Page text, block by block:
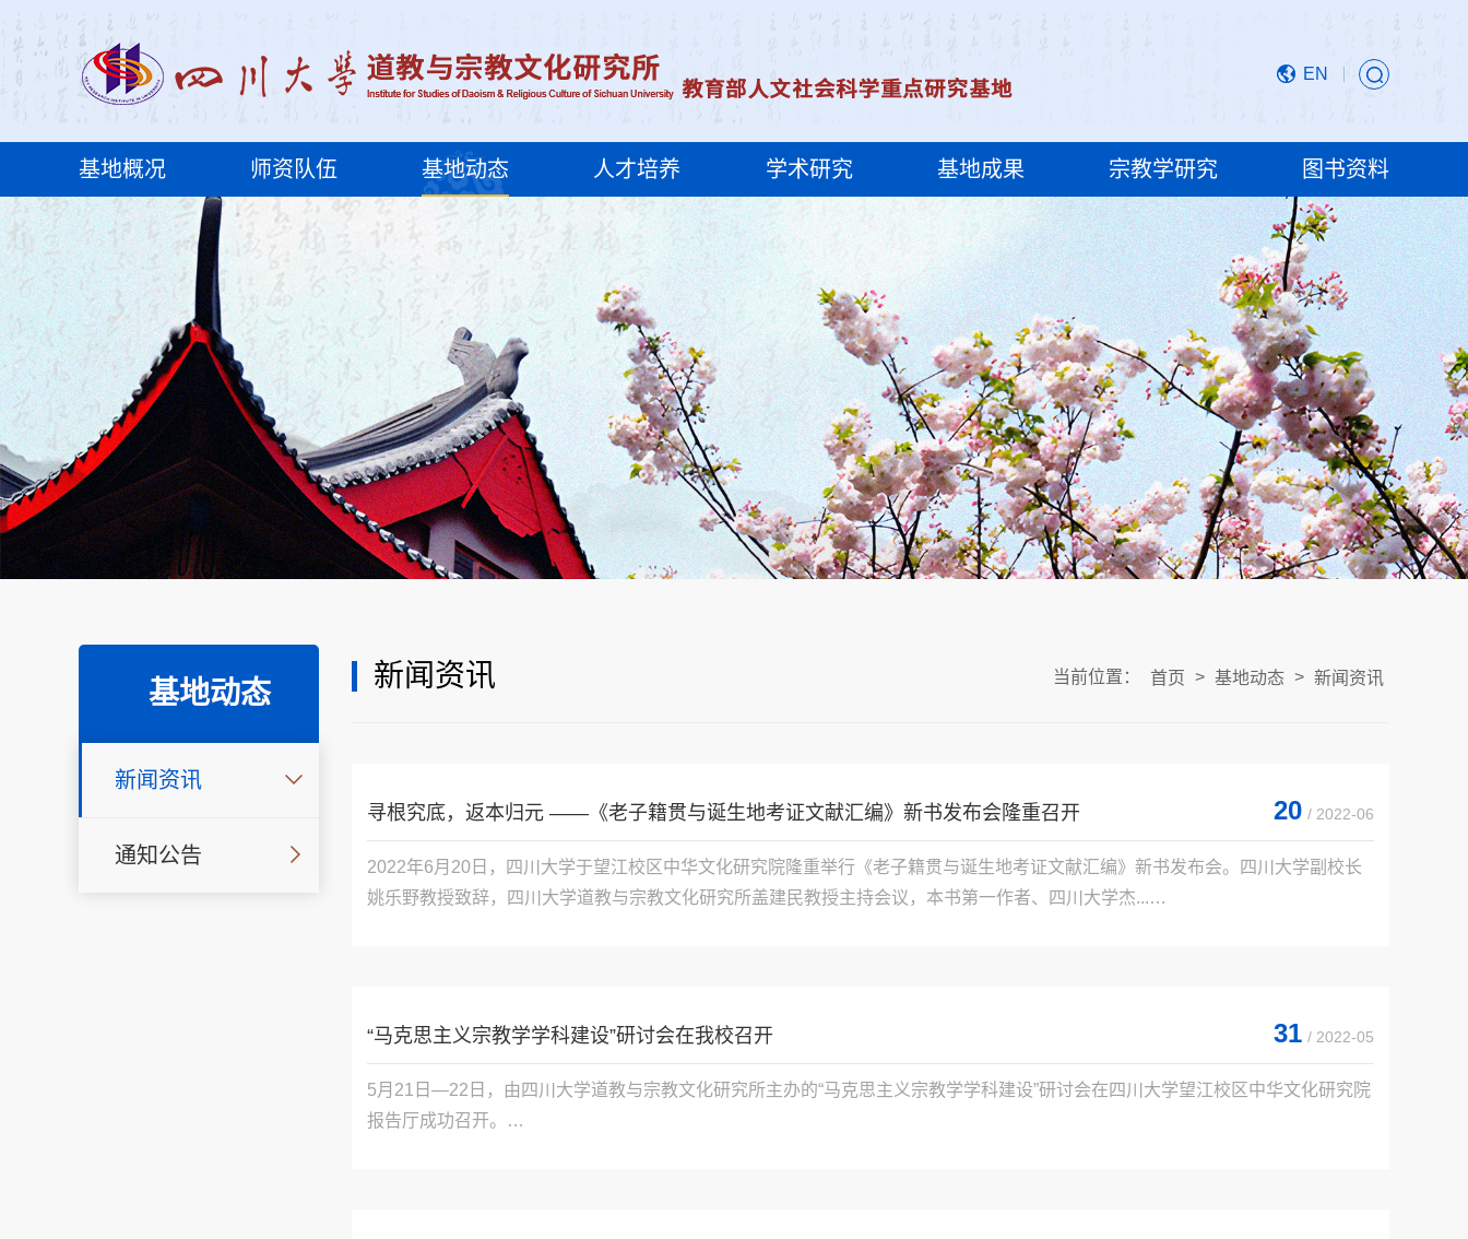
EN
基地概况 师资队伍 基地动态 人才培养 学术研究 基地成果 宗教学研究 图书资料
基地动态
新闻资讯
通知公告
新闻资讯 当前位置： 首页 > 基地动态 > 新闻资讯
寻根究底，返本归元 ——《老子籍贯与诞生地考证文献汇编》新书发布会隆重召开 20 / 2022-06
2022年6月20日，四川大学于望江校区中华文化研究院隆重举行《老子籍贯与诞生地考证文献汇编》新书发布会。四川大学副校长
姚乐野教授致辞，四川大学道教与宗教文化研究所盖建民教授主持会议，本书第一作者、四川大学杰...
“马克思主义宗教学学科建设”研讨会在我校召开 31 / 2022-05
5月21日—22日，由四川大学道教与宗教文化研究所主办的“马克思主义宗教学学科建设”研讨会在四川大学望江校区中华文化研究院
报告厅成功召开。